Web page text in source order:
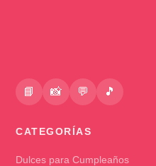
📘 📸 💬 🎵
CATEGORÍAS
Dulces para Cumpleaños